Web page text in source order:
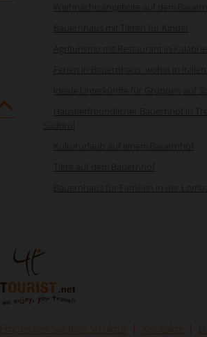
Weihnachtsangebote auf dem
Bauernhaus mit Tieren für Kinder
Agriturismo mit Restaurant in
Ferien in Bauernhaus: wohin in Italien
Ideale Unterkünfte für Gruppen auf
Haustierfreundlicher Bauernhof in
Südtirol
Kultururlaub auf einem Bauernhof
Tiere auf dem Bauernhof
Bauernhaus für Familien in der
Empfehlen Sie Ihre Struktur Kontakte